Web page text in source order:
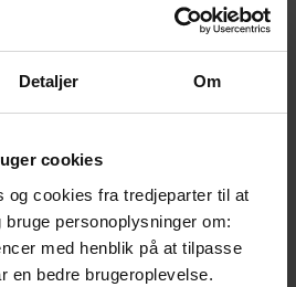
Detaljer Om
cookies
og cookies fra tredjeparter til at
bruge personoplysninger om:
med henblik på at tilpasse
en bedre brugeroplevelse.
i tæt dialog med ledelsen. For at
kan blive opfyldt, er det vigtigt for os
Vivægter kvalitet, effektivitet, og
betyder, at vi er klar til at træde til,
med fokus på miljøet